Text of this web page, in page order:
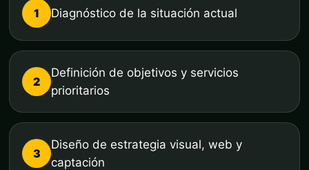
1 Diagnóstico de la situación actual
2
Definición de objetivos y servicios
prioritarios
3
Diseño de estrategia visual, web y
captación